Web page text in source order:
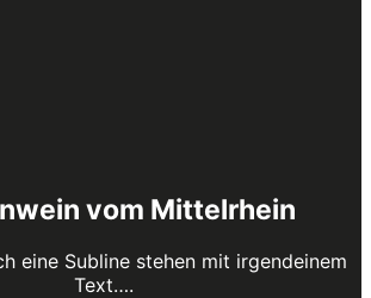
vom Mittelrhein
eine Subline stehen mit irgendeinem
Text….